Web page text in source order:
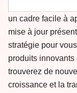
un cadre facile à
mise à jour
stratégie pour
produits
trouverez de
croissance et la